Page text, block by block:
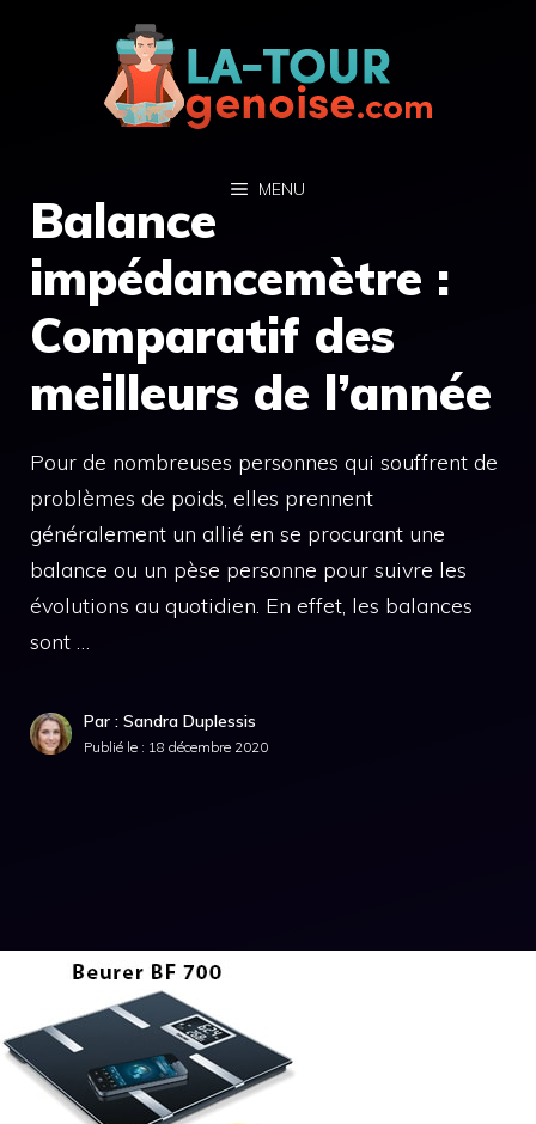
MENU
Balance
impédancemètre :
Comparatif des
meilleurs de l’année
Pour de nombreuses personnes qui souffrent de
problèmes de poids, elles prennent
généralement un allié en se procurant une
balance ou un pèse personne pour suivre les
évolutions au quotidien. En effet, les balances
sont …
Par : Sandra Duplessis
Publié le : 18 décembre 2020